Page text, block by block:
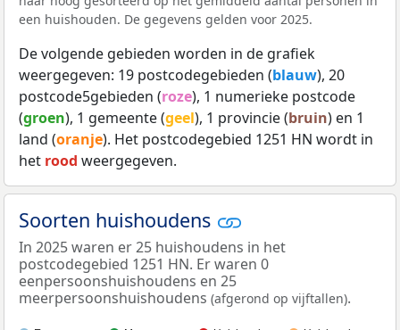
een huishouden. De gegevens gelden voor 2025.
De volgende gebieden worden in de grafiek
weergegeven: 19 postcodegebieden (blauw), 20
postcode5gebieden (roze), 1 numerieke postcode
(groen), 1 gemeente (geel), 1 provincie (bruin) en 1
land (oranje). Het postcodegebied 1251 HN wordt in
het rood weergegeven.
Soorten huishoudens
In 2025 waren er 25 huishoudens in het
postcodegebied 1251 HN. Er waren 0
eenpersoonshuishoudens en 25
meerpersoonshuishoudens (afgerond op vijftallen).